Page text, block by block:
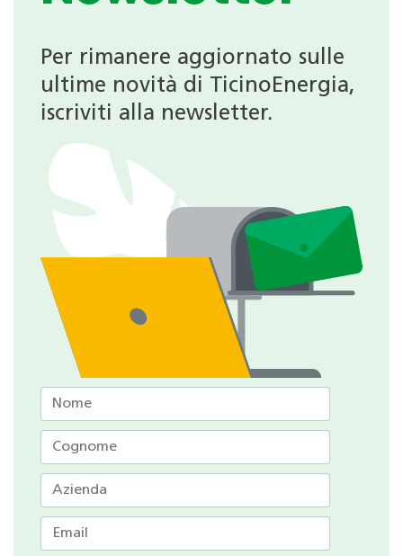
Per rimanere aggiornato sulle
ultime novità di TicinoEnergia,
iscriviti alla newsletter.